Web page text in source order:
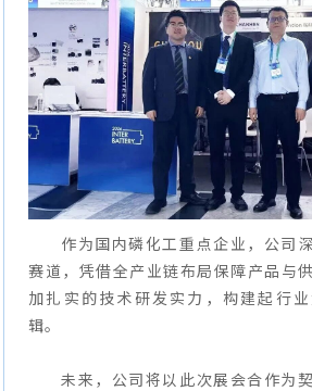
作为国内磷化工重点企业，公司
赛道，凭借全产业链布局保障产品与
加扎实的技术研发实力，构建起行
辑。
未来，公司将以此次展会合作为